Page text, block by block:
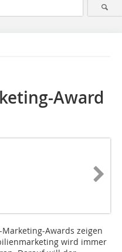
Award
Awards zeigen
wird immer